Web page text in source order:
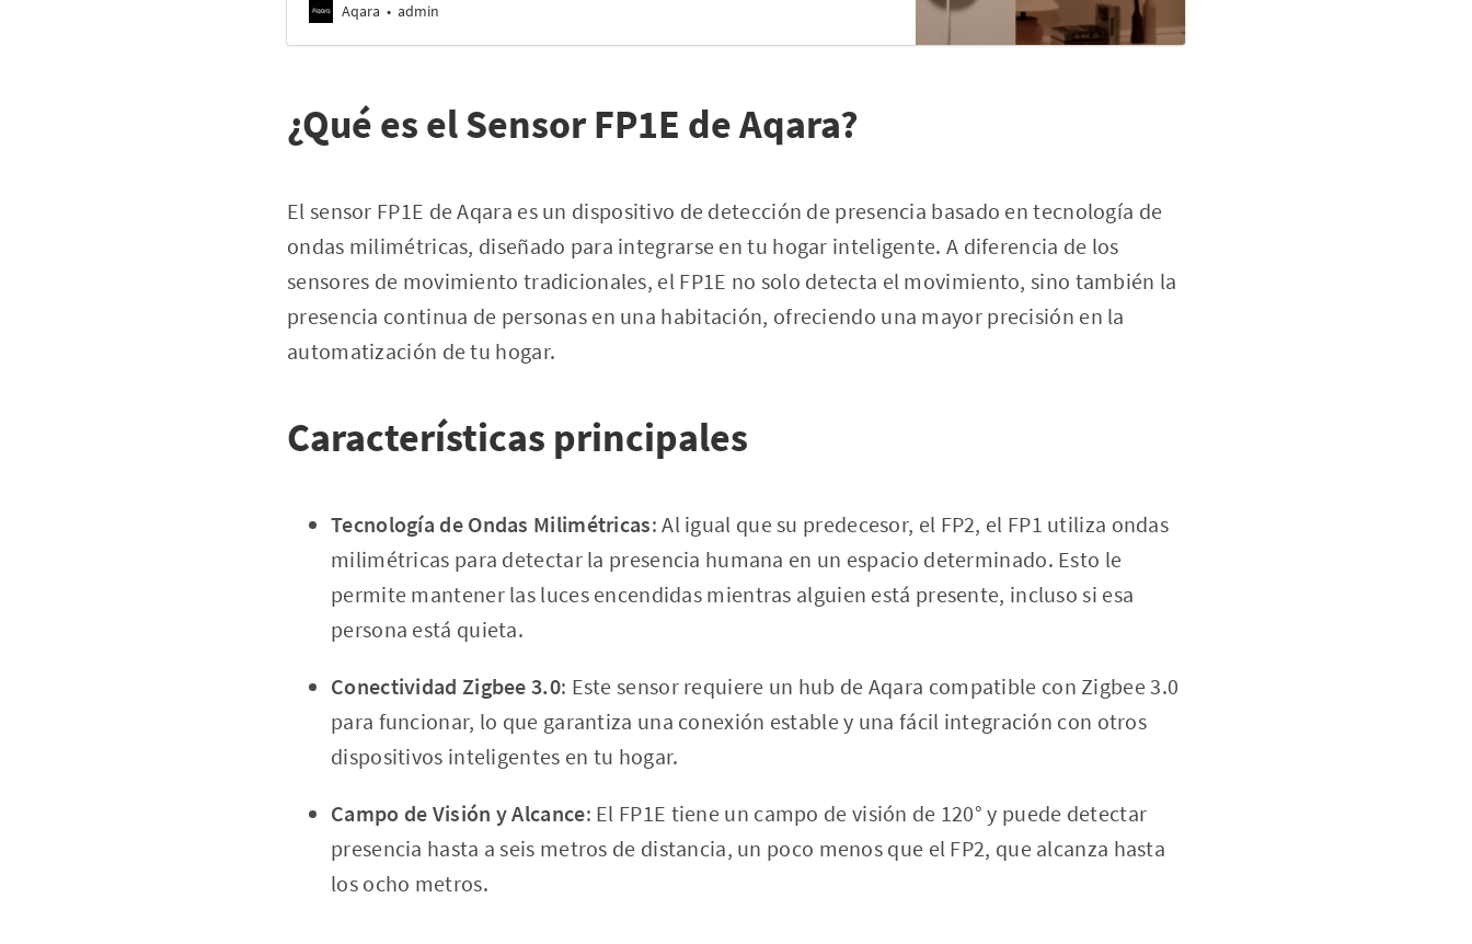
Aqara
admin
¿Qué es el Sensor FP1E de Aqara?
El sensor FP1E de Aqara es un dispositivo de detección de presencia basado en tecnología de
ondas milimétricas, diseñado para integrarse en tu hogar inteligente. A diferencia de los
sensores de movimiento tradicionales, el FP1E no solo detecta el movimiento, sino también la
presencia continua de personas en una habitación, ofreciendo una mayor precisión en la
automatización de tu hogar.
Características principales
Tecnología de Ondas Milimétricas: Al igual que su predecesor, el FP2, el FP1 utiliza ondas
milimétricas para detectar la presencia humana en un espacio determinado. Esto le
permite mantener las luces encendidas mientras alguien está presente, incluso si esa
persona está quieta.
Conectividad Zigbee 3.0: Este sensor requiere un hub de Aqara compatible con Zigbee 3.0
para funcionar, lo que garantiza una conexión estable y una fácil integración con otros
dispositivos inteligentes en tu hogar.
Campo de Visión y Alcance: El FP1E tiene un campo de visión de 120° y puede detectar
presencia hasta a seis metros de distancia, un poco menos que el FP2, que alcanza hasta
los ocho metros.